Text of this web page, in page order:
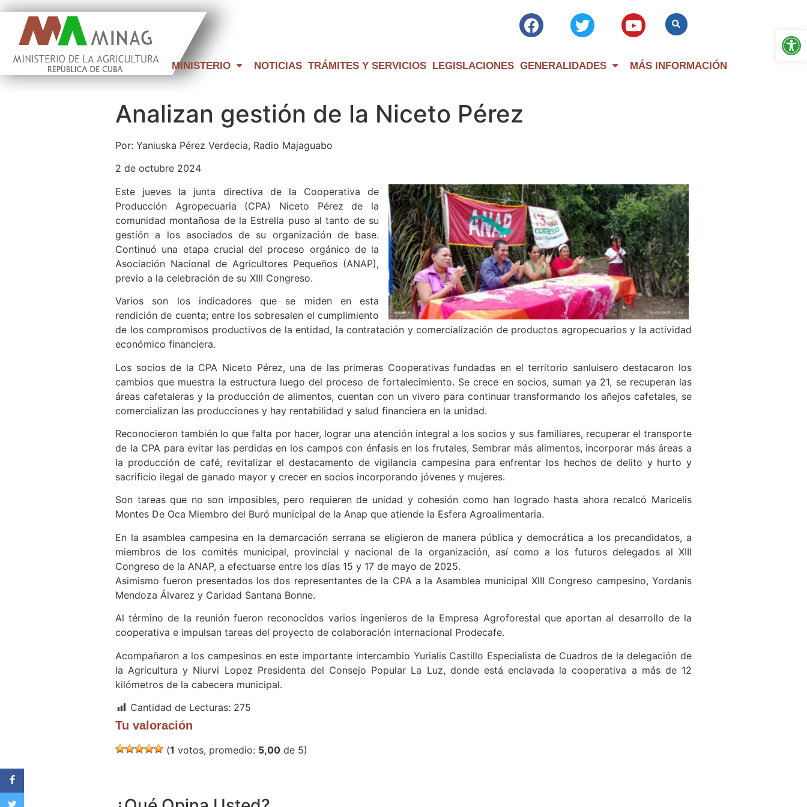
MINISTERIO NOTICIAS TRÁMITES Y SERVICIOS LEGISLACIONES GENERALIDADES MÁS INFORMACIÓN
Analizan gestión de la Niceto Pérez
Por: Yaniuska Pérez Verdecia, Radio Majaguabo
2 de octubre 2024
Este jueves la junta directiva de la Cooperativa de
Producción Agropecuaria (CPA) Niceto Pérez de la
comunidad montañosa de la Estrella puso al tanto de su
gestión a los asociados de su organización de base.
Continuó una etapa crucial del proceso orgánico de la
Asociación Nacional de Agricultores Pequeños (ANAP),
previo a la celebración de su XIII Congreso.
Varios son los indicadores que se miden en esta
rendición de cuenta; entre los sobresalen el cumplimiento
de los compromisos productivos de la entidad, la contratación y comercialización de productos agropecuarios y la actividad
económico financiera.
Los socios de la CPA Niceto Pérez, una de las primeras Cooperativas fundadas en el territorio sanluisero destacaron los
cambios que muestra la estructura luego del proceso de fortalecimiento. Se crece en socios, suman ya 21, se recuperan las
áreas cafetaleras y la producción de alimentos, cuentan con un vivero para continuar transformando los añejos cafetales, se
comercializan las producciones y hay rentabilidad y salud financiera en la unidad.
Reconocieron también lo que falta por hacer, lograr una atención integral a los socios y sus familiares, recuperar el transporte
de la CPA para evitar las perdidas en los campos con énfasis en los frutales, Sembrar más alimentos, incorporar más áreas a
la producción de café, revitalizar el destacamento de vigilancia campesina para enfrentar los hechos de delito y hurto y
sacrificio ilegal de ganado mayor y crecer en socios incorporando jóvenes y mujeres.
Son tareas que no son imposibles, pero requieren de unidad y cohesión como han logrado hasta ahora recalcó Maricelis
Montes De Oca Miembro del Buró municipal de la Anap que atiende la Esfera Agroalimentaria.
En la asamblea campesina en la demarcación serrana se eligieron de manera pública y democrática a los precandidatos, a
miembros de los comités municipal, provincial y nacional de la organización, así como a los futuros delegados al XIII
Congreso de la ANAP, a efectuarse entre los días 15 y 17 de mayo de 2025.
Asimismo fueron presentados los dos representantes de la CPA a la Asamblea municipal XIII Congreso campesino, Yordanis
Mendoza Álvarez y Caridad Santana Bonne.
Al término de la reunión fueron reconocidos varios ingenieros de la Empresa Agroforestal que aportan al desarrollo de la
cooperativa e impulsan tareas del proyecto de colaboración internacional Prodecafe.
Acompañaron a los campesinos en este importante intercambio Yurialis Castillo Especialista de Cuadros de la delegación de
la Agricultura y Niurvi Lopez Presidenta del Consejo Popular La Luz, donde está enclavada la cooperativa a más de 12
kilómetros de la cabecera municipal.
Cantidad de Lecturas: 275
Tu valoración
(1 votos, promedio: 5,00 de 5)